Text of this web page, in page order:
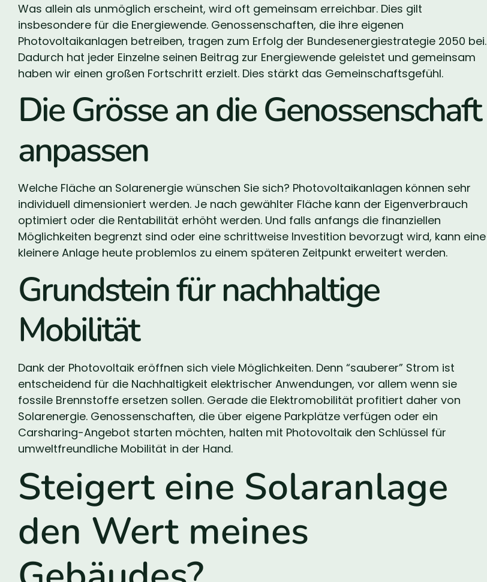
Was allein als unmöglich erscheint, wird oft gemeinsam erreichbar. Dies gilt
insbesondere für die Energiewende. Genossenschaften, die ihre eigenen
Photovoltaikanlagen betreiben, tragen zum Erfolg der Bundesenergiestrategie 2050 bei.
Dadurch hat jeder Einzelne seinen Beitrag zur Energiewende geleistet und gemeinsam
haben wir einen großen Fortschritt erzielt. Dies stärkt das Gemeinschaftsgefühl.
Die Grösse an die Genossenschaft
anpassen
Welche Fläche an Solarenergie wünschen Sie sich? Photovoltaikanlagen können sehr
individuell dimensioniert werden. Je nach gewählter Fläche kann der Eigenverbrauch
optimiert oder die Rentabilität erhöht werden. Und falls anfangs die finanziellen
Möglichkeiten begrenzt sind oder eine schrittweise Investition bevorzugt wird, kann eine
kleinere Anlage heute problemlos zu einem späteren Zeitpunkt erweitert werden.
Grundstein für nachhaltige
Mobilität
Dank der Photovoltaik eröffnen sich viele Möglichkeiten. Denn “sauberer” Strom ist
entscheidend für die Nachhaltigkeit elektrischer Anwendungen, vor allem wenn sie
fossile Brennstoffe ersetzen sollen. Gerade die Elektromobilität profitiert daher von
Solarenergie. Genossenschaften, die über eigene Parkplätze verfügen oder ein
Carsharing-Angebot starten möchten, halten mit Photovoltaik den Schlüssel für
umweltfreundliche Mobilität in der Hand.
Steigert eine Solaranlage
den Wert meines